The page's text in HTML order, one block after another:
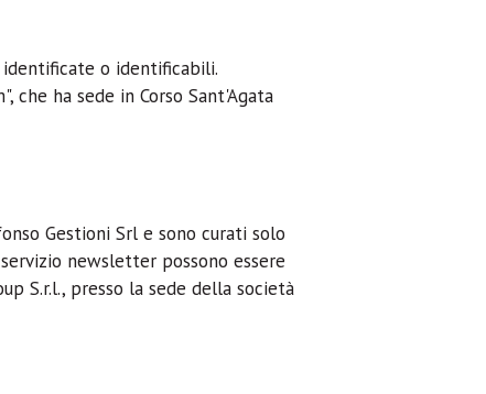
o identificabili.
ha sede in Corso Sant'Agata
Gestioni Srl e sono curati solo
newsletter possono essere
S.r.l., presso la sede della società